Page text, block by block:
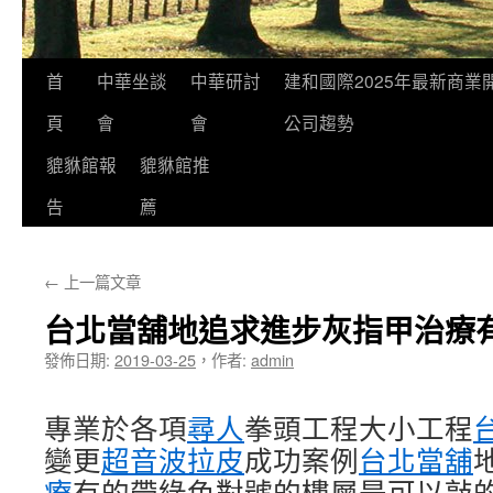
首
頁
中華坐談
會
中華研討
會
建和國際2025年最新商業
公司趨勢
貔貅館報
告
貔貅館推
薦
← 上一篇文章
台北當舖地追求進步灰指甲治療
發佈日期: 2019-03-25 ， 作者: admin
專業於各項尋人拳頭工程大小工程
變更超音波拉皮成功案例台北當舖